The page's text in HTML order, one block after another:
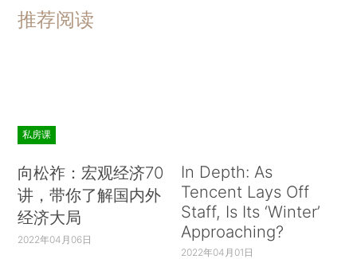
推荐阅读
私房课
向松祚：宏观经济70
讲，带你了解国内外
经济大局
2022年04月06日
In Depth: As
Tencent Lays Off
Staff, Is Its ‘Winter’
Approaching?
2022年04月01日